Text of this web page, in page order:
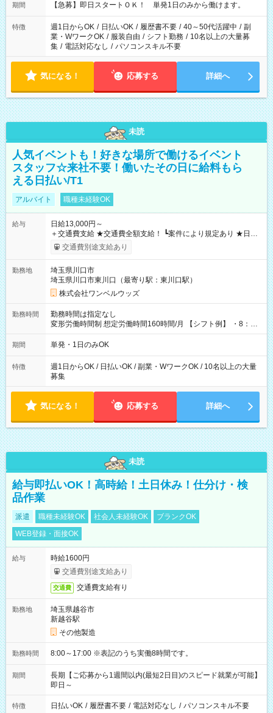
期間 【急募】即日スタートＯＫ！ 単発1日のみから働けます。
特徴 週1日からOK / 日払いOK / 履歴書不要 / 40～50代活躍中 / 副
業・WワークOK / 服装自由 / シフト勤務 / 10名以上の大量募
集 / 電話対応なし / パソコンスキル不要
気になる！ 応募する 詳細へ
未読
人気イベントも！好きな場所で働けるイベント
スタッフ☆来社不要！働いたその日に給料もら
える日払い/T1
アルバイト 職種未経験OK
給与
日給13,000円～
＋交通費支給 ★交通費全額支給！ ┗案件により規定あり ★日払
いOK！（規定あり） ┗働いたその日に現金GET♪ お仕事後はコ
ンビニATMから 日払い分を引き落とせます！ 【試用期間】試
交通費別途支給あり
勤務地
埼玉県川口市
埼玉県川口市東川口（最寄り駅：東川口駅）
株式会社ワンベルウッズ
勤務時間
勤務時間は指定なし
変形労働時間制 想定労働時間160時間/月 【シフト例】 ・8：00
～21：00
期間 単発・1日のみOK
特徴
週1日からOK / 日払いOK / 副業・WワークOK / 10名以上の大量
募集
気になる！ 応募する 詳細へ
未読
給与即払いOK！高時給！土日休み！仕分け・検
品作業
派遣 職種未経験OK 社会人未経験OK
ブランクOK
WEB登録・面接OK
給与
時給1600円
交通費別途支給あり
交通費 交通費支給有り
勤務地
埼玉県越谷市
新越谷駅
その他製造
勤務時間 8:00～17:00 ※表記のうち実働8時間です。
期間
長期【ご応募から1週間以内(最短2日目)のスピード就業が可能】
即日～
特徴 日払いOK / 履歴書不要 / 電話対応なし / パソコンスキル不要